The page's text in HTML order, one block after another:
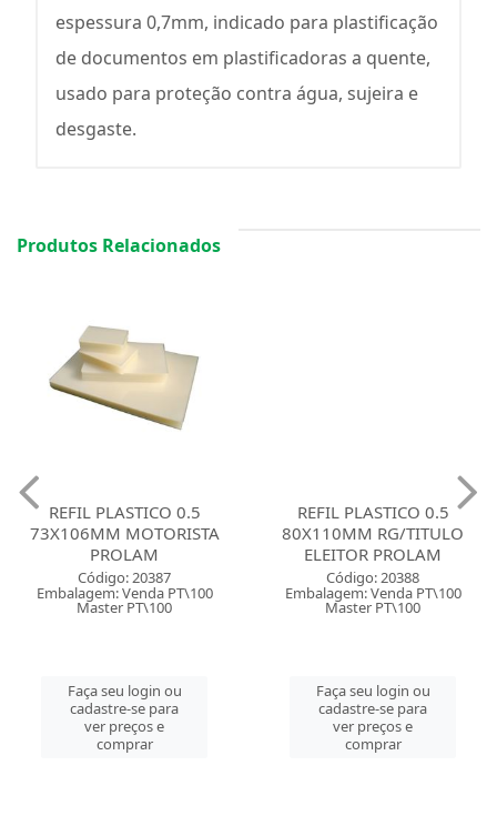
espessura 0,7mm, indicado para plastificação
de documentos em plastificadoras a quente,
usado para proteção contra água, sujeira e
desgaste.
Produtos Relacionados
REFIL PLASTICO 0.5
73X106MM MOTORISTA
PROLAM
Código: 20387
Embalagem: Venda PT\100
Master PT\100
Faça seu login ou
cadastre-se para
ver preços e
comprar
REFIL PLASTICO 0.5
80X110MM RG/TITULO
ELEITOR PROLAM
Código: 20388
Embalagem: Venda PT\100
Master PT\100
Faça seu login ou
cadastre-se para
ver preços e
comprar